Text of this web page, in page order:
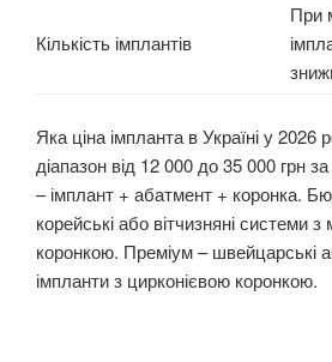
Кількість імплантів
При
Яка ціна імпланта в Україні у 2026
діапазон від 12 000 до 35 000 грн
– імплант + абатмент + коронка.
корейські або вітчизняні системи
коронкою. Преміум – швейцарські
імпланти з цирконієвою коронкою.